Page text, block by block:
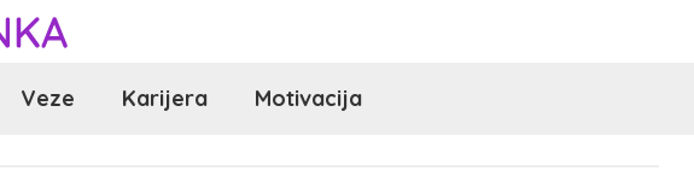
Veze Karijera Motivacija